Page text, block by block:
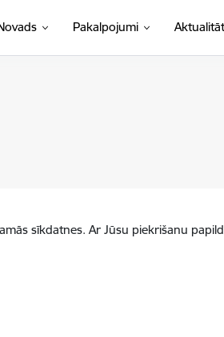
Pakalpojumi
sīkdatnes. Ar Jūsu piekrišanu